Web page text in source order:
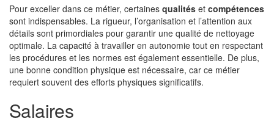
Pour exceller dans ce métier, certaines qualités et compétences
sont indispensables. La rigueur, l’organisation et l’attention aux
détails sont primordiales pour garantir une qualité de nettoyage
optimale. La capacité à travailler en autonomie tout en respectant
les procédures et les normes est également essentielle. De plus,
une bonne condition physique est nécessaire, car ce métier
requiert souvent des efforts physiques significatifs.
Salaires